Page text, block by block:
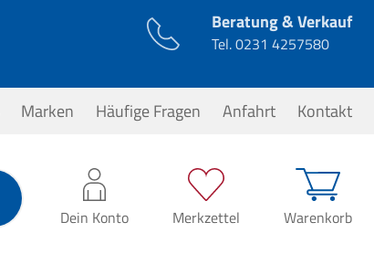
Beratung & Verkauf
Tel.0231 4257580
Marken Häufige Fragen Anfahrt Kontakt
Dein Konto Merkzettel Warenkorb
0,00 €*